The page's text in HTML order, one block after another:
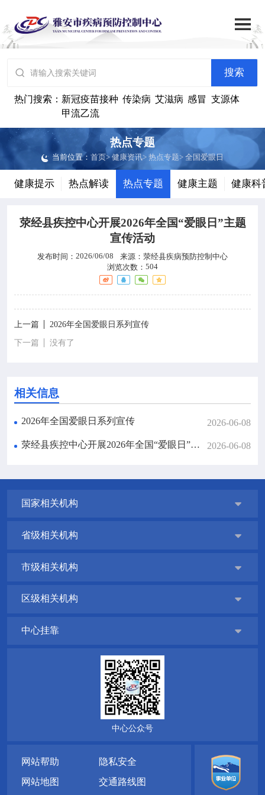
 搜索
热门搜索： 新冠疫苗接种 传染病 艾滋病 感冒 支源体
甲流乙流
热点专题
当前位置： 首页>健康资讯> 热点专题> 全国爱眼日
健康提示 热点解读 热点专题 健康主题 健康科

中心概况 
党群建设 
工作动态 
疾控服务 
科研培训
荥经县疾控中心开展2026年全国“爱眼日”主题
宣传活动
发布时间： 2026/06/08 来源：荥经县疾病预防控制中心
浏览次数： 504
上一篇
2026年全国爱眼日系列宣传
下一篇
没有了
相关信息
2026年全国爱眼日系列宣传 2026-06-08
荥经县疾控中心开展2026年全国“爱眼日”主题宣传活动 2026-06-08
国家相关机构 
省级相关机构 
市级相关机构 
区级相关机构 
中心挂靠 
中心公众号
网站帮助 隐私安全
网站地图 交通路线图